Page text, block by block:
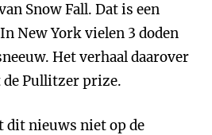
Snow Fall. Dat is een
New York vielen 3 doden
Het verhaal daarover
Pullitzer prize.
dit nieuws niet op de